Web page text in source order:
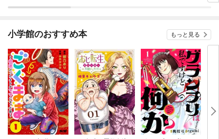
ントの時代～
小学館のおすすめ本 もっと見る